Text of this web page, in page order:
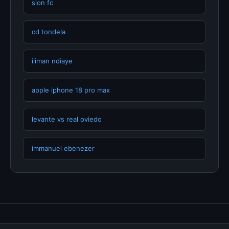
sion fc
cd tondela
iliman ndiaye
apple iphone 18 pro max
levante vs real oviedo
immanuel ebenezer